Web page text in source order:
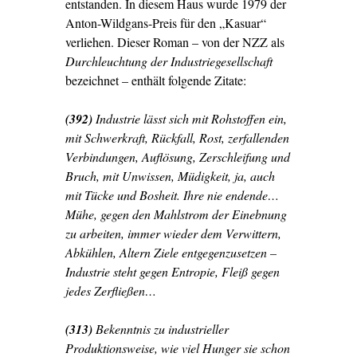
entstanden. In diesem Haus wurde 1979 der
Anton-Wildgans-Preis für den „Kasuar“
verliehen. Dieser Roman – von der NZZ als
Durchleuchtung der Industriegesellschaft
bezeichnet – enthält folgende Zitate:
(392) Industrie lässt sich mit Rohstoffen ein,
mit Schwerkraft, Rückfall, Rost, zerfallenden
Verbindungen, Auflösung, Zerschleifung und
Bruch, mit Unwissen, Müdigkeit, ja, auch
mit Tücke und Bosheit. Ihre nie endende…
Mühe, gegen den Mahlstrom der Einebnung
zu arbeiten, immer wieder dem Verwittern,
Abkühlen, Altern Ziele entgegenzusetzen –
Industrie steht gegen Entropie, Fleiß gegen
jedes Zerfließen…
(313) Bekenntnis zu industrieller
Produktionsweise, wie viel Hunger sie schon